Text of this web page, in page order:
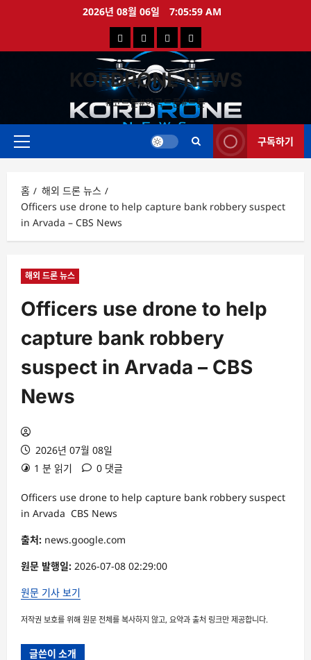
로
2026년 08월 06일 7:05:59 AM
국
내
드
론
뉴
해
외
드
론
뉴
드
영
상
드
론
특
가
KORDRONE NEWS
#코드론#한국드론#드론
주
구독하기
홈
해외 드론 뉴스
Officers use drone to help capture bank robbery suspect
in Arvada – CBS News
해외 드론 뉴스
Officers use drone to help
capture bank robbery
suspect in Arvada – CBS
News
2026년 07월 08일
1 분 읽기
0 댓글
Officers use drone to help capture bank robbery suspect
in Arvada CBS News
출처: news.google.com
원문 발행일: 2026-07-08 02:29:00
원문 기사 보기
저작권 보호를 위해 원문 전체를 복사하지 않고, 요약과 출처 링크만 제공합니다.
글쓴이 소개